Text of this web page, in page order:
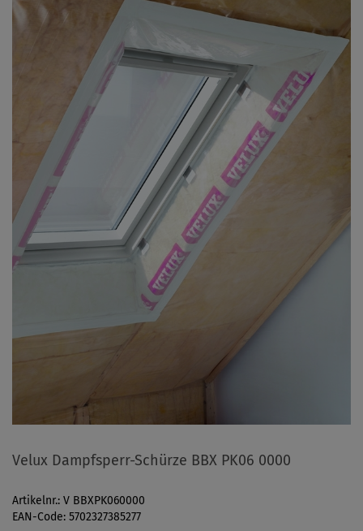
Velux Dampfsperr-Schürze BBX PK06 0000
Artikelnr.: V BBXPK060000
EAN-Code: 5702327385277